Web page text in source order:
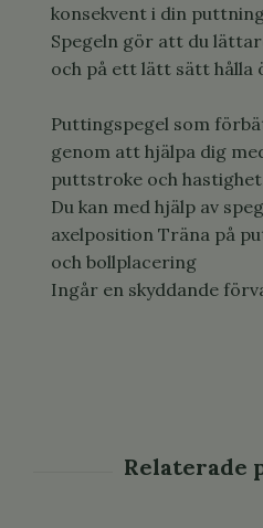
konsekvent i din
Spegeln gör att du
och på ett lätt sätt hålla
Puttingspegel som
genom att hjälpa dig
puttstroke och
Du kan med hjälp av
axelposition Träna på
och bollplacering
Ingår en skyddande